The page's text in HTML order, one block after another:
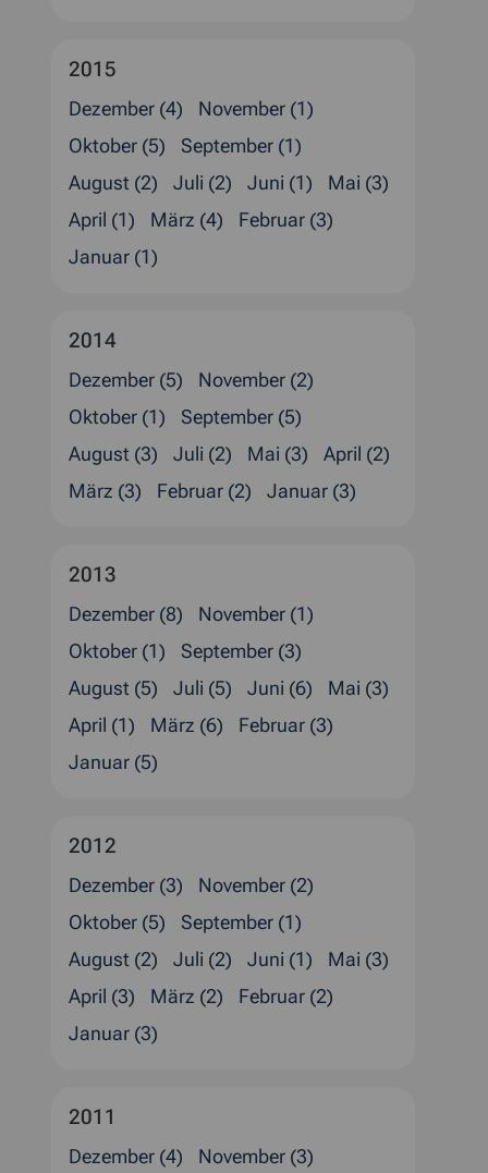
2015
Dezember (4)
November (1)
Oktober (5)
September (1)
August (2)
Juli (2) Juni (1)
Mai (3)
April (1)
März (4)
Februar (3)
Januar (1)
2014
Dezember (5)
November (2)
Oktober (1)
September (5)
August (3)
Juli (2) Mai (3)
April (2)
März (3)
Februar (2) Januar (3)
2013
Dezember (8)
November (1)
Oktober (1)
September (3)
August (5)
Juli (5) Juni (6)
Mai (3)
April (1)
März (6)
Februar (3)
Januar (5)
2012
Dezember (3)
November (2)
Oktober (5)
September (1)
August (2)
Juli (2) Juni (1)
Mai (3)
April (3)
März (2)
Februar (2)
Januar (3)
2011
Dezember (4)
November (3)